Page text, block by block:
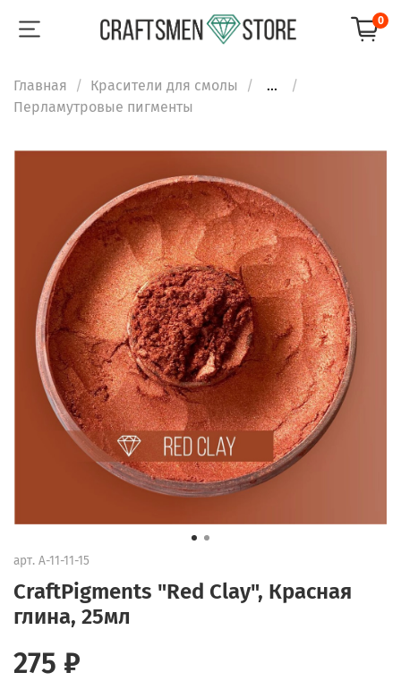
0
Главная Красители для смолы
...
Перламутровые пигменты
арт. A-11-11-15
CraftPigments "Red Clay", Красная
глина, 25мл
275 ₽